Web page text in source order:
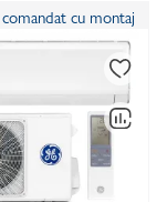
cu montaj